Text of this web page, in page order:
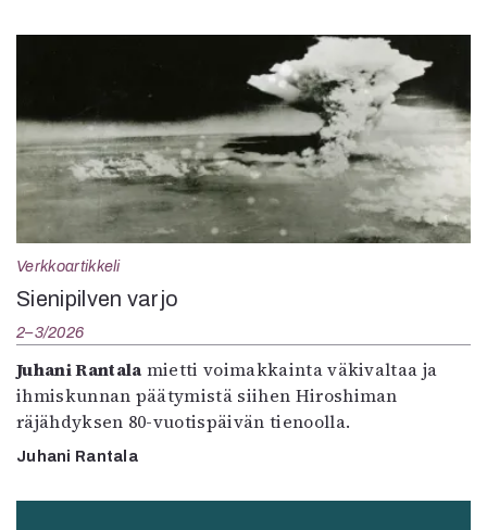
Verkkoartikkeli
Sienipilven varjo
2–3/2026
Juhani Rantala mietti voimakkainta väkivaltaa ja
ihmiskunnan päätymistä siihen Hiroshiman
räjähdyksen 80-vuotispäivän tienoolla.
Juhani Rantala